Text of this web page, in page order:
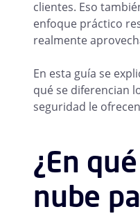
clientes. Eso
enfoque práctico
realmente
En esta guía se
qué se diferencian
seguridad le
¿En
nube